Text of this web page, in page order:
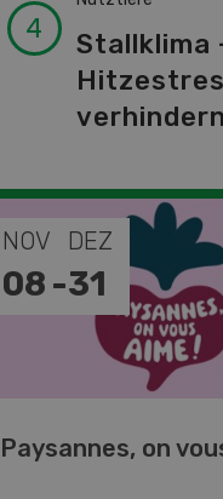
Stallklima
verhindern
NOV
08 -
DEZ
31
Paysannes, on